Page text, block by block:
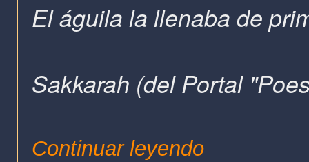
El águila la llenaba de
Sakkarah (del Portal
Continuar leyendo